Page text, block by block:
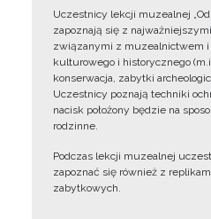
Uczestnicy lekcji muzealnej
zapoznają się z
związanymi z muzealnictwem i
kulturowego i historycznego
konserwacja, zabytki
Uczestnicy poznają techniki
nacisk położony będzie na
rodzinne.
Podczas lekcji muzealnej
zapoznać się również z
zabytkowych.